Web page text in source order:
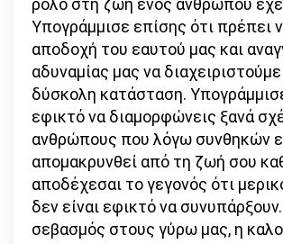
ρόλο στη ζωή ενός ανθρώπου
Υπογράμμισε επίσης ότι πρέπει
αποδοχή του εαυτού μας και
αδυναμίας μας να διαχειριστούμε
δύσκολη κατάσταση.
εφικτό να διαμορφώνεις ξανά
ανθρώπους που λόγω συνθηκών
απομακρυνθεί από τη ζωή σου
αποδέχεσαι το γεγονός ότι
δεν είναι εφικτό να
σεβασμός στους γύρω μας, η